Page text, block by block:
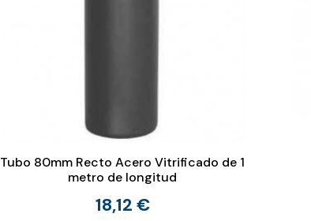
Tubo 80mm Recto Acero Vitrificado de 1
metro de longitud
18,12 €